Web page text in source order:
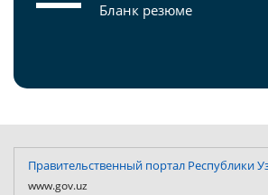
Бланк резюме
Правительственный портал Республики
www.gov.uz